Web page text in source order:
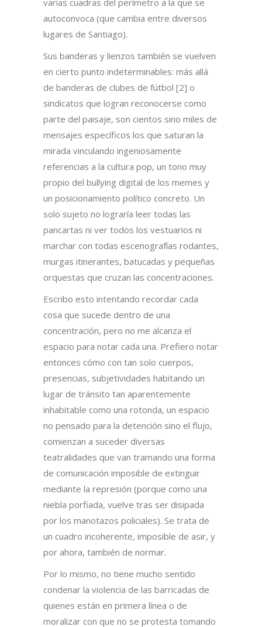
varias cuadras del perímetro a la que se
autoconvoca (que cambia entre diversos
lugares de Santiago).
Sus banderas y lienzos también se vuelven
en cierto punto indeterminables: más allá
de banderas de clubes de fútbol [2] o
sindicatos que logran reconocerse como
parte del paisaje, son cientos sino miles de
mensajes específicos los que saturan la
mirada vinculando ingeniosamente
referencias a la cultura pop, un tono muy
propio del bullying digital de los memes y
un posicionamiento político concreto. Un
solo sujeto no lograría leer todas las
pancartas ni ver todos los vestuarios ni
marchar con todas escenografías rodantes,
murgas itinerantes, batucadas y pequeñas
orquestas que cruzan las concentraciones.
Escribo esto intentando recordar cada
cosa que sucede dentro de una
concentración, pero no me alcanza el
espacio para notar cada una. Prefiero notar
entonces cómo con tan solo cuerpos,
presencias, subjetividades habitando un
lugar de tránsito tan aparentemente
inhabitable como una rotonda, un espacio
no pensado para la detención sino el flujo,
comienzan a suceder diversas
teatralidades que van tramando una forma
de comunicación imposible de extinguir
mediante la represión (porque como una
niebla porfiada, vuelve tras ser disipada
por los manotazos policiales). Se trata de
un cuadro incoherente, imposible de asir, y
por ahora, también de normar.
Por lo mismo, no tiene mucho sentido
condenar la violencia de las barricadas de
quienes están en primera línea o de
moralizar con que no se protesta tomando